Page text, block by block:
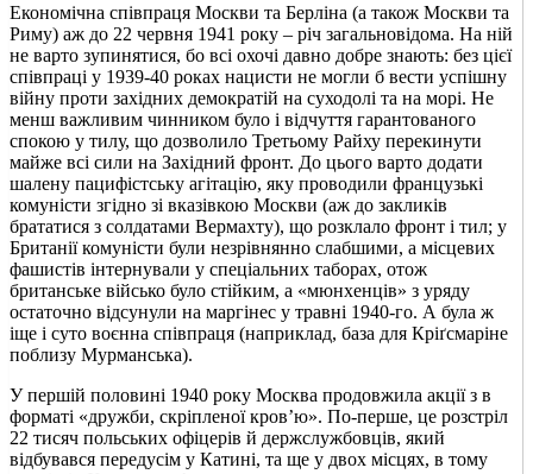
Економічна співпраця Москви та Берліна (а також Москви та
Риму) аж до 22 червня 1941 року – річ загальновідома. На ній
не варто зупинятися, бо всі охочі давно добре знають: без цієї
співпраці у 1939-40 роках нацисти не могли б вести успішну
війну проти західних демократій на суходолі та на морі. Не
менш важливим чинником було і відчуття гарантованого
спокою у тилу, що дозволило Третьому Райху перекинути
майже всі сили на Західний фронт. До цього варто додати
шалену пацифістську агітацію, яку проводили французькі
комуністи згідно зі вказівкою Москви (аж до закликів
брататися з солдатами Вермахту), що розклало фронт і тил; у
Британії комуністи були незрівнянно слабшими, а місцевих
фашистів інтернували у спеціальних таборах, отож
британське військо було стійким, а «мюнхенців» з уряду
остаточно відсунули на маргінес у травні 1940-го. А була ж
іще і суто воєнна співпраця (наприклад, база для Кріґсмаріне
поблизу Мурманська).
У першій половині 1940 року Москва продовжила акції з в
форматі «дружби, скріпленої кров’ю». По-перше, це розстріл
22 тисяч польських офіцерів й держслужбовців, який
відбувався передусім у Катині, та ще у двох місцях, в тому